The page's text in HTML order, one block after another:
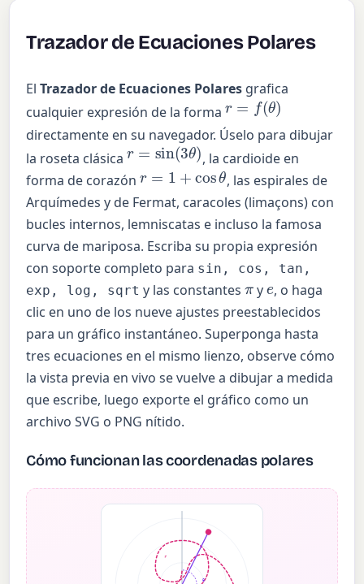
Trazador de Ecuaciones Polares
ElTrazador de Ecuaciones Polares grafica
cualquier expresión de la forma
r=f(θ)
directamente en su navegador. Úselo para dibujar
la roseta clásica
r=sin(3θ)
, la cardioide en
forma de corazónr=1 + cosθ
, las espirales de
Arquímedes y de Fermat, caracoles (limaçons) con
bucles internos, lemniscatas e incluso la famosa
curva de mariposa. Escriba su propia expresión
con soporte completo para sin, cos, tan,
exp, log, sqrt y las constantesπye, o haga
clic en uno de los nueve ajustes preestablecidos
para un gráfico instantáneo. Superponga hasta
tres ecuaciones en el mismo lienzo, observe cómo
la vista previa en vivo se vuelve a dibujar a medida
que escribe, luego exporte el gráfico como un
archivo SVG o PNG nítido.
Cómo funcionan las coordenadas polares
θ
r